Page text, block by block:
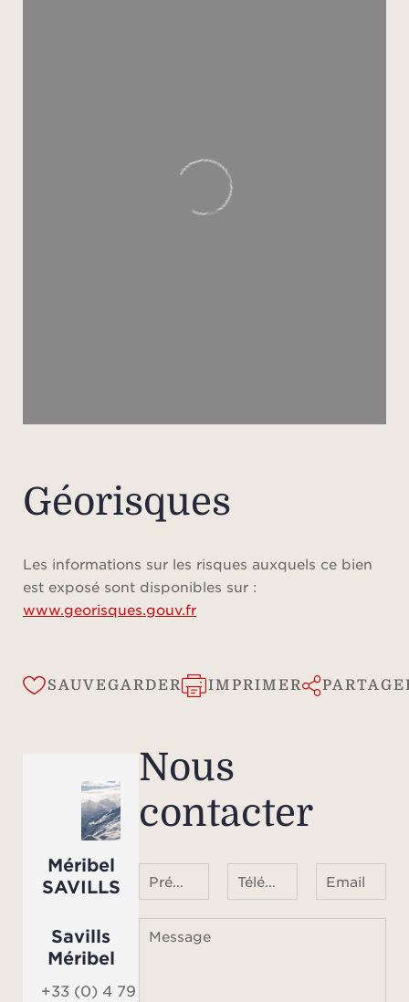
Géorisques
Les informations sur les risques auxquels ce bien
est exposé sont disponibles sur :
www.georisques.gouv.fr
SAUVEGARDER IMPRIMER
Méribel
SAVILLS
Savills
Méribel
+33 (0) 4 79 07 31 55
Nous
contacter
Email
Message